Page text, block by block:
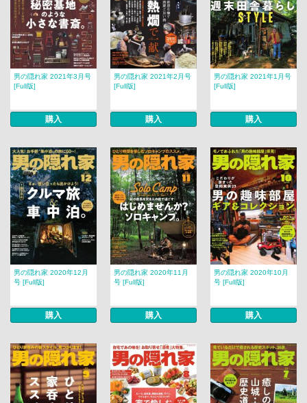
男の隠れ家 2021年3月号
[Full版]
購入
男の隠れ家 2021年2月号
[Full版]
購入
男の隠れ家 2021年1月号
[Full版]
購入
男の隠れ家 2020年12月
号 [Full版]
購入
男の隠れ家 2020年11月
号 [Full版]
購入
男の隠れ家 2020年10月
号 [Full版]
購入